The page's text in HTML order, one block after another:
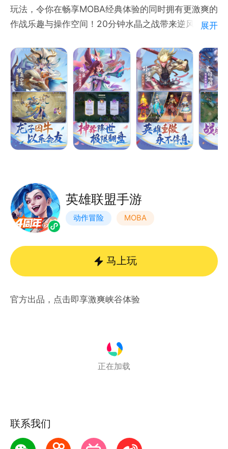
玩法，令你在畅享MOBA经典体验的同时拥有更激爽的
作战乐趣与操作空间！20分钟水晶之战带来逆风翻盘
造，新英雄秀实力舍你其谁！还不快喊上好友，马上开
团！
展开
英雄联盟手游
动作冒险 MOBA
马上玩
官方出品，点击即享激爽峡谷体验
正在加载
联系我们